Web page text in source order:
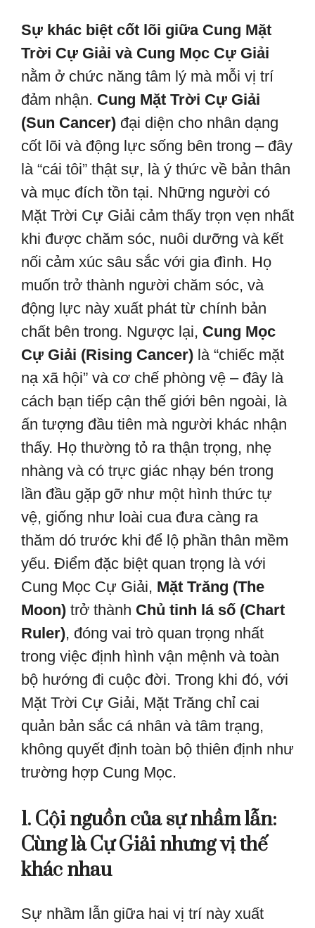
Sự khác biệt cốt lõi giữa Cung Mặt
Trời Cự Giải và Cung Mọc Cự Giải
nằm ở chức năng tâm lý mà mỗi vị trí
đảm nhận. Cung Mặt Trời Cự Giải
(Sun Cancer) đại diện cho nhân dạng
cốt lõi và động lực sống bên trong – đây
là “cái tôi” thật sự, là ý thức về bản thân
và mục đích tồn tại. Những người có
Mặt Trời Cự Giải cảm thấy trọn vẹn nhất
khi được chăm sóc, nuôi dưỡng và kết
nối cảm xúc sâu sắc với gia đình. Họ
muốn trở thành người chăm sóc, và
động lực này xuất phát từ chính bản
chất bên trong. Ngược lại, Cung Mọc
Cự Giải (Rising Cancer) là “chiếc mặt
nạ xã hội” và cơ chế phòng vệ – đây là
cách bạn tiếp cận thế giới bên ngoài, là
ấn tượng đầu tiên mà người khác nhận
thấy. Họ thường tỏ ra thận trọng, nhẹ
nhàng và có trực giác nhạy bén trong
lần đầu gặp gỡ như một hình thức tự
vệ, giống như loài cua đưa càng ra
thăm dó trước khi để lộ phần thân mềm
yếu. Điểm đặc biệt quan trọng là với
Cung Mọc Cự Giải, Mặt Trăng (The
Moon) trở thành Chủ tinh lá số (Chart
Ruler), đóng vai trò quan trọng nhất
trong việc định hình vận mệnh và toàn
bộ hướng đi cuộc đời. Trong khi đó, với
Mặt Trời Cự Giải, Mặt Trăng chỉ cai
quản bản sắc cá nhân và tâm trạng,
không quyết định toàn bộ thiên định như
trường hợp Cung Mọc.
1. Cội nguồn của sự nhầm lẫn:
Cùng là Cự Giải nhưng vị thế
khác nhau
Sự nhầm lẫn giữa hai vị trí này xuất